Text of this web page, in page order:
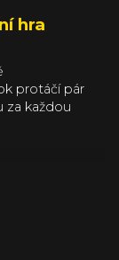
hra
protáčí pár
za každou